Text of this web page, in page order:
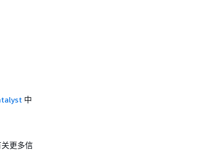
中
更多信